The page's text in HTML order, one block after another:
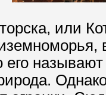
или
его